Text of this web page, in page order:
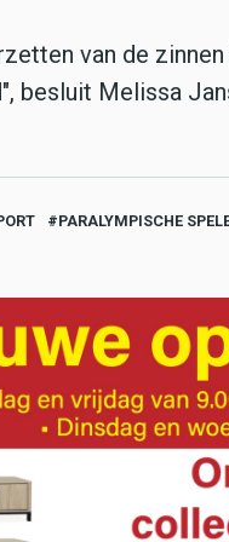
van de
besluit Melissa
PARALYMPISCHE